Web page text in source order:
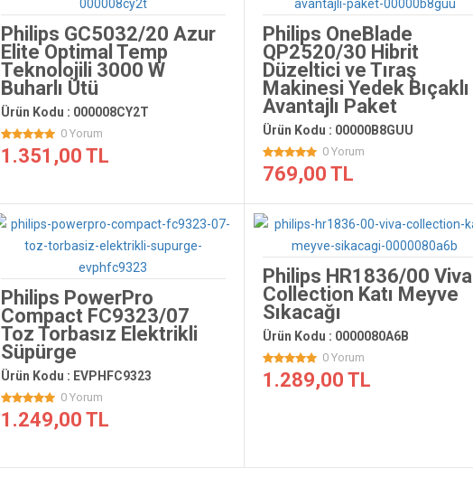
Philips GC5032/20 Azur
Elite Optimal Temp
Teknolojili 3000 W
Buharlı Ütü
Ürün Kodu : 000008CY2T
0 Yorum
1.351,00 TL
Philips OneBlade
QP2520/30 Hibrit
Düzeltici ve Tıraş
Makinesi Yedek Bıçaklı
Avantajlı Paket
Ürün Kodu : 00000B8GUU
0 Yorum
769,00 TL
Philips PowerPro
Compact FC9323/07
Toz Torbasız Elektrikli
Süpürge
Ürün Kodu : EVPHFC9323
0 Yorum
1.249,00 TL
Philips HR1836/00 Viva
Collection Katı Meyve
Sıkacağı
Ürün Kodu : 0000080A6B
0 Yorum
1.289,00 TL